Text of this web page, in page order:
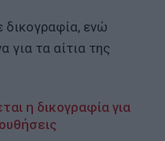
δικογραφία, ενώ
για τα αίτια της
η δικογραφία για